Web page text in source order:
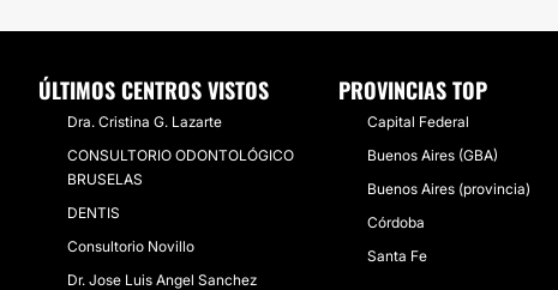
ÚLTIMOS CENTROS VISTOS
Dra. Cristina G. Lazarte
CONSULTORIO ODONTOLÓGICO
BRUSELAS
DENTIS
Consultorio Novillo
Dr. Jose Luis Angel Sanchez
PROVINCIAS TOP
Capital Federal
Buenos Aires (GBA)
Buenos Aires (provincia)
Córdoba
Santa Fe